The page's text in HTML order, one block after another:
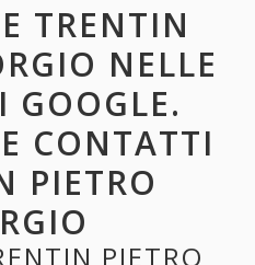
TRENTIN
NELLE
GOOGLE.
CONTATTI
PIETRO
PIETRO